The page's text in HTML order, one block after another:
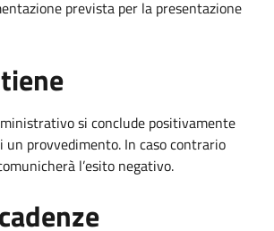
prevista per la presentazione
si conclude positivamente
un provvedimento. In caso contrario
l’esito negativo.